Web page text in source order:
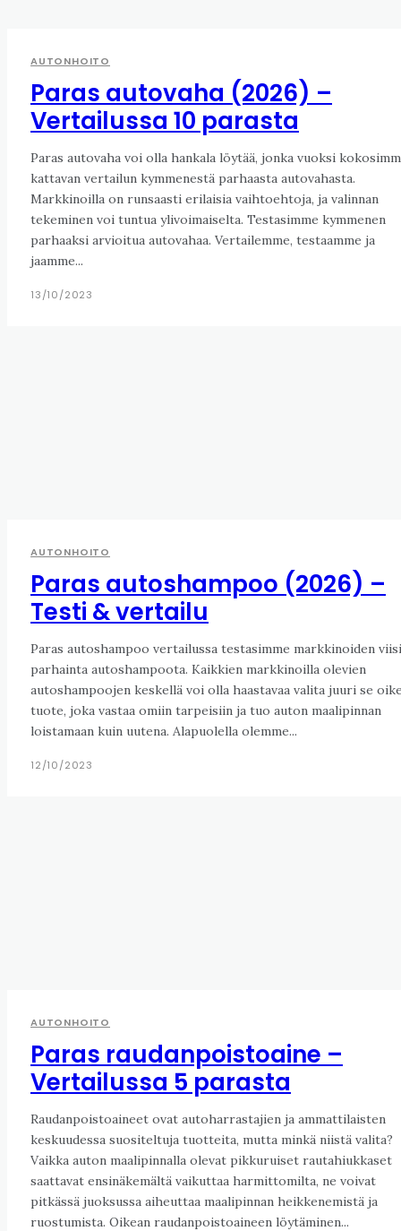
AUTONHOITO
Paras autovaha (2026) –
Vertailussa 10 parasta
Paras autovaha voi olla hankala löytää, jonka vuoksi
kattavan vertailun kymmenestä parhaasta autovahasta.
Markkinoilla on runsaasti erilaisia vaihtoehtoja, ja valinnan
tekeminen voi tuntua ylivoimaiselta. Testasimme kymmenen
parhaaksi arvioitua autovahaa. Vertailemme, testaamme ja
jaamme...
13/10/2023
AUTONHOITO
Paras autoshampoo (2026) –
Testi & vertailu
Paras autoshampoo vertailussa testasimme markkinoiden viisi
parhainta autoshampoota. Kaikkien markkinoilla olevien
autoshampoojen keskellä voi olla haastavaa valita juuri se
tuote, joka vastaa omiin tarpeisiin ja tuo auton maalipinnan
loistamaan kuin uutena. Alapuolella olemme...
12/10/2023
AUTONHOITO
Paras raudanpoistoaine –
Vertailussa 5 parasta
Raudanpoistoaineet ovat autoharrastajien ja ammattilaisten
keskuudessa suositeltuja tuotteita, mutta minkä niistä valita?
Vaikka auton maalipinnalla olevat pikkuruiset rautahiukkaset
saattavat ensinäkemältä vaikuttaa harmittomilta, ne voivat
pitkässä juoksussa aiheuttaa maalipinnan heikkenemistä ja
ruostumista. Oikean raudanpoistoaineen löytäminen...